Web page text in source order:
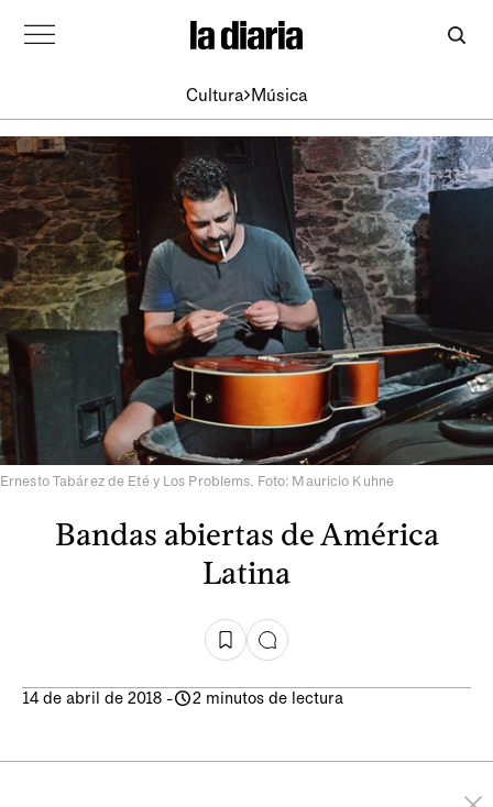
Cultura Música
Ernesto Tabárez de Eté y Los Problems. Foto: Mauricio Kuhne
Bandas abiertas de América
Latina
14 de abril de 2018 - 2 minutos de lectura